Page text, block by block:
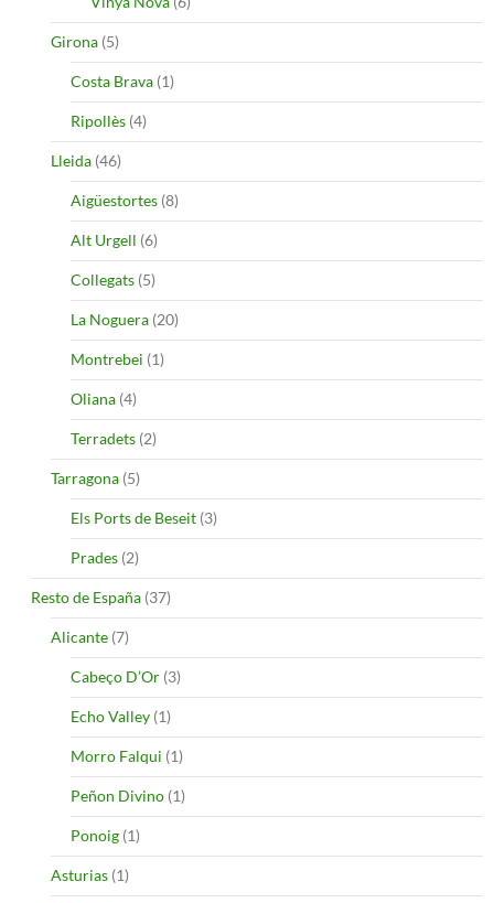
Girona (5)
Costa Brava (1)
Ripollès (4)
Lleida (46)
Aigüestortes (8)
Alt Urgell (6)
Collegats (5)
La Noguera (20)
Montrebei (1)
Oliana (4)
Terradets (2)
Tarragona (5)
Els Ports de Beseit (3)
Prades (2)
Resto de España (37)
Alicante (7)
Cabeço D’Or (3)
Echo Valley (1)
Morro Falqui (1)
Peñon Divino (1)
Ponoig (1)
Asturias (1)